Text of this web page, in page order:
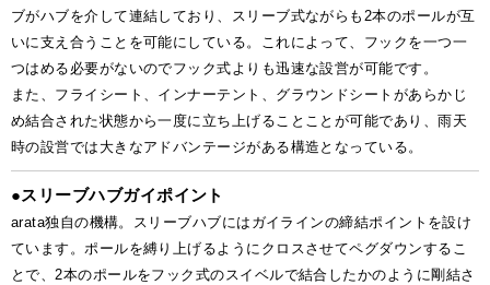
ブがハブを介して連結しており、スリーブ式ながらも2本のポールが互
いに支え合うことを可能にしている。これによって、フックを一つ一
つはめる必要がないのでフック式よりも迅速な設営が可能です。
また、フライシート、インナーテント、グラウンドシートがあらかじ
め結合された状態から一度に立ち上げることことが可能であり、雨天
時の設営では大きなアドバンテージがある構造となっている。
●スリーブハブガイポイント
arata独自の機構。スリーブハブにはガイラインの締結ポイントを設け
ています。ポールを縛り上げるようにクロスさせてペグダウンするこ
とで、2本のポールをフック式のスイベルで結合したかのように剛結さ